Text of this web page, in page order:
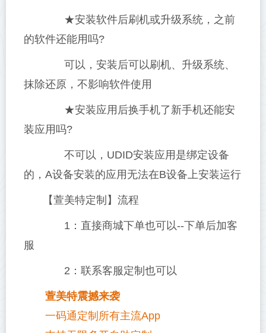
★安装软件后刷机或升级系统，之前
的软件还能用吗?
可以，安装后可以刷机、升级系统、
抹除还原，不影响软件使用
★安装应用后换手机了新手机还能安
装应用吗?
不可以，UDID安装应用是绑定设备
的，A设备安装的应用无法在B设备上安装运行
【萱美特定制】流程
1：直接商城下单也可以--下单后加客
服
2：联系客服定制也可以
萱美特震撼来袭
一码通定制所有主流App